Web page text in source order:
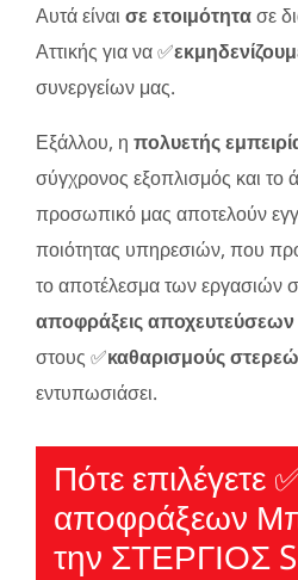
Αυτά είναι σε ετοιμότητασε
Αττικής για να ✅
συνεργείων μας.
Εξάλλου, η πολυετής
σύγχρονος εξοπλισμός και το
προσωπικό μας αποτελούν
ποιότητας υπηρεσιών, που
το αποτέλεσμα των εργασιών
αποφράξεις
στους ✅καθαρισμούς
εντυπωσιάσει.
Πότε επιλέγετε
απoφράξεων
την ΣΤΕΡΓΙΟΣ